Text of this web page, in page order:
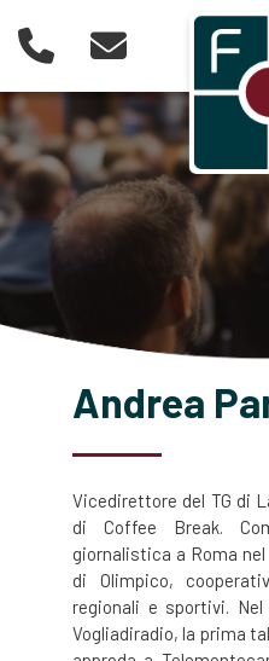
Andrea
Vicedirettore del TG di
di Coffee Break.
giornalistica a Roma nel
di Olimpico,
regionali e sportivi.
Vogliadiradio, la prima